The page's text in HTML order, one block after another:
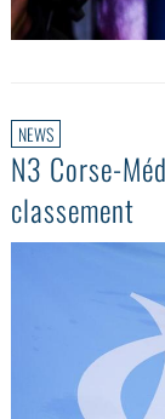
NEWS
N3 Corse-
classement